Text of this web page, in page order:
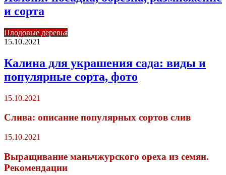
и сорта
Плодовые деревья
15.10.2021
Калина для украшения сада: виды и
популярные сорта, фото
15.10.2021
Слива: описание популярных сортов слив
15.10.2021
Выращивание маньчжурского ореха из семян.
Рекомендации